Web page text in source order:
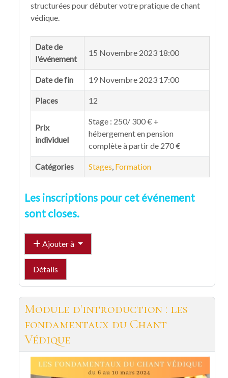
structurées pour débuter votre pratique de chant
védique.
Date de
l'événement
15 Novembre 2023 18:00
Date de fin 19 Novembre 2023 17:00
Places 12
Prix
individuel
Stage : 250/ 300 € +
hébergement en pension
complète à partir de 270 €
Catégories Stages, Formation
Les inscriptions pour cet événement
sont closes.
Ajouter à
Détails
Module d'introduction : les
fondamentaux du Chant
Védique